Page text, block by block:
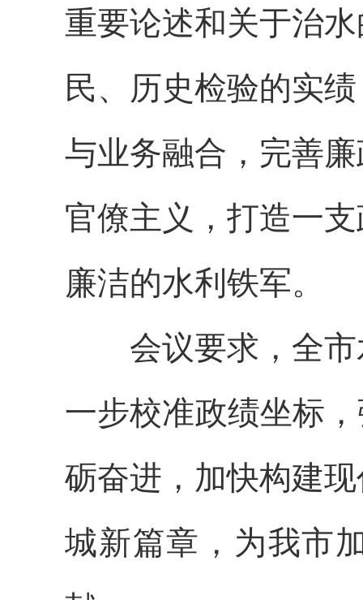
重要论述和关于治
民、历史检验的实
与业务融合，完善
官僚主义，打造一
廉洁的水利铁军。
会议要求，全
一步校准政绩坐标
砺奋进，加快构建
城新篇章，为我市